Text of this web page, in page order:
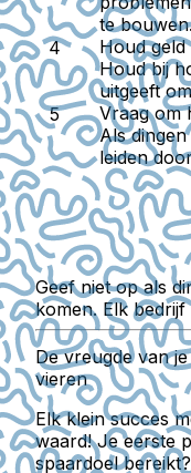
te
Houd
Houd bij
uitgeeft
Vraag om
Als
leiden
Geef niet op als
komen. Elk
De vreugde van
vieren
Elk klein succes
waard! Je eerste
spaardoel